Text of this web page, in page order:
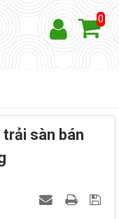
0
sàn bán